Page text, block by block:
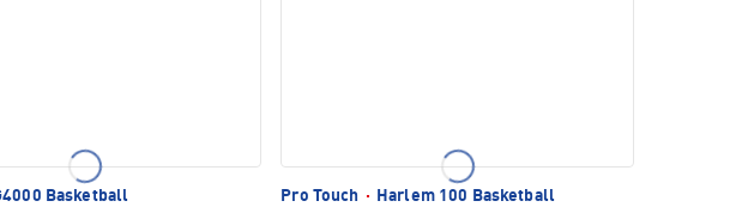
Basketball Pro Touch · Harlem 100 Basketball